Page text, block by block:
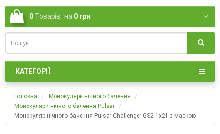
0 Товарів, на 0 грн
КАТЕГОРІЇ
Головна
Монокуляри нічного бачення
Монокуляри нічного бачення Pulsar
Монокуляр нічного бачення Pulsar Challenger GS2 1x21 з маскою